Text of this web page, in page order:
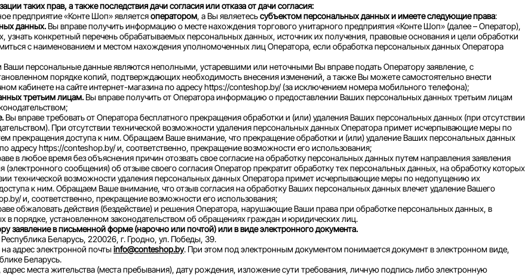
таких прав, а также последствия дачи согласия или отказа от дачи согласия:
предприятие «Конте Шоп» являетсяоператором, а Вы являетесьсубъектом персональных данных и имеете следующие права:
данных.Вы вправе получить информацию о месте нахождения торгового унитарного предприятия «Конте Шоп» (далее – Оператор),
конкретный перечень обрабатываемых персональных данных, источник их получения, правовые основания и цели обработки
с наименованием и местом нахождения уполномоченных лиц Оператора, если обработка персональных данных Оператора
Ваши персональные данные являются неполными, устаревшими или неточными Вы вправе подать Оператору заявление, с
порядке копий, подтверждающих необходимость внесения изменений, а также Вы можете самостоятельно внести
кабинете на сайте интернет-магазина по адресу https://conteshop.by/ (за исключением номера мобильного телефона);
третьим лицам.Вы вправе получить от Оператора информацию о предоставлении Ваших персональных данных третьим лицам
Вы вправе требовать от Оператора бесплатного прекращения обработки и (или) удаления Ваших персональных данных (при отсутствии
При отсутствии технической возможности удаления персональных данных Оператора примет исчерпывающие меры по
прекращения доступа к ним. Обращаем Ваше внимание, что прекращение обработки и (или) удаление Ваших персональных данных
адресу https://conteshop.by/ и, соответственно, прекращение возможности его использования;
в любое время без объяснения причин отозвать свое согласие на обработку персональных данных путем направления заявления
сообщения) об отзыве своего согласия Оператор прекратит обработку тех персональных данных, на обработку которых
технической возможности удаления персональных данных Оператора примет исчерпывающие меры по недопущению их
к ним. Обращаем Ваше внимание, что отзыв согласия на обработку Ваших персональных данных влечет удаление Вашего
и, соответственно, прекращение возможности его использования;
обжаловать действия (бездействие) и решения Оператора, нарушающие Ваши права при обработке персональных данных, в
порядке, установленном законодательством об обращениях граждан и юридических лиц.
заявление в письменной форме (нарочно или почтой) или в виде электронного документа.
Беларусь, 220026, г. Гродно, ул. Победы, 39.
адрес электронной почтыinfo@conteshop.by. При этом под электронным документом понимается документ в электронном виде,
Беларусь.
места жительства (места пребывания), дату рождения, изложение сути требования, личную подпись либо электронную